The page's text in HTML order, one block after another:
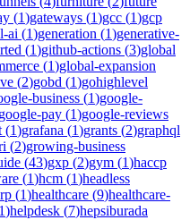
(1)gateways (1)gcc (1)gcp
ai (1)generation (1)generative-
(1)github-actions (3)global
(1)global-expansion
(2)gobd (1)gohighlevel
business (1)google-
google-pay (1)google-reviews
(1)grafana (1)grants (2)graphql
(2)growing-business
(43)gxp (2)gym (1)haccp
(1)hcm (1)headless
(1)healthcare (9)healthcare-
1)helpdesk (7)hepsiburada